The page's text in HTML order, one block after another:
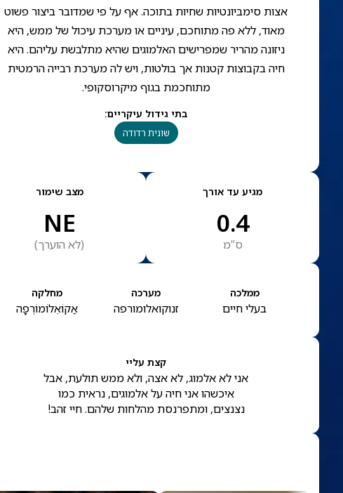
אצות סימביונטיות שחיות בתוכה. אף על פי שמדובר ביצור פשוט
מאוד, ללא פה מתוחכם, עיניים או מערכת עיכול של ממש, היא
ניזונה מהריר שמפרישים האלמוגים שהיא מתלבשת עליהם. היא
חיה בקבוצות קטנות אך בולטות, ויש לה מערכת רבייה הרמטית
מתוחכמת בגוף מיקרוסקופי.
בתי גידול עיקריים:
שונית רדודה
מגיע עד אורך
0.4
ס”מ
מצב שימור
NE
(לא הוערך)
ממלכה
בעלי חיים
מערכה
זנוקואלומורפה
מחלקה
אַקוֹאֵלוֹמוֹרְפָה
קצת עליי
אני לא אלמוג, לא אצה, ולא ממש תולעת, אבל
איכשהו אני חיה על אלמוגים, נראית כמו
נצנצים, ומתפרנסת מהלחות שלהם. חיי זהב!